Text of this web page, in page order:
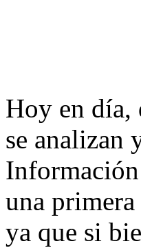
Hoy en día,
se analizan
una
ya que si